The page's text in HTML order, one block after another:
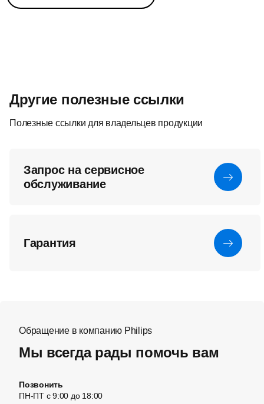
Другие полезные ссылки
Полезные ссылки для владельцев продукции
Запрос на сервисное
обслуживание
Гарантия
Обращение в компанию Philips
Мы всегда рады помочь вам
Позвонить
ПН-ПТ с 9:00 до 18:00